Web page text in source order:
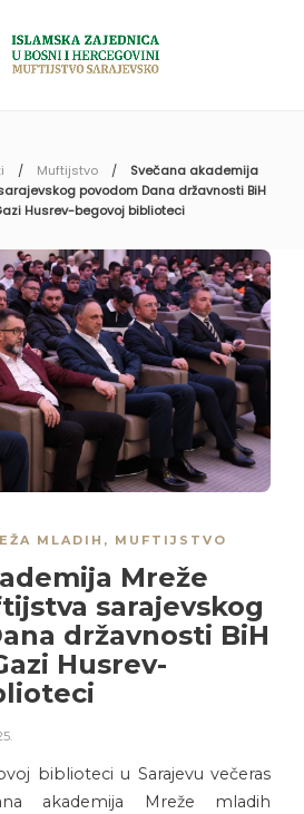
Muftijstvo
Svečana akademija
povodom Dana državnosti BiH
Husrev-begovoj biblioteci
MLADIH , MUFTIJSTVO
Mreže
sarajevskog
državnosti BiH
Husrev-
biblioteci u Sarajevu večeras
akademija Mreže mladih